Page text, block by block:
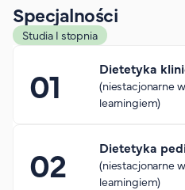
Specjalności
Studia I stopnia
Dietetyka
(niestacjonarne
learningiem)
Dietetyka
(niestacjonarne
learningiem)